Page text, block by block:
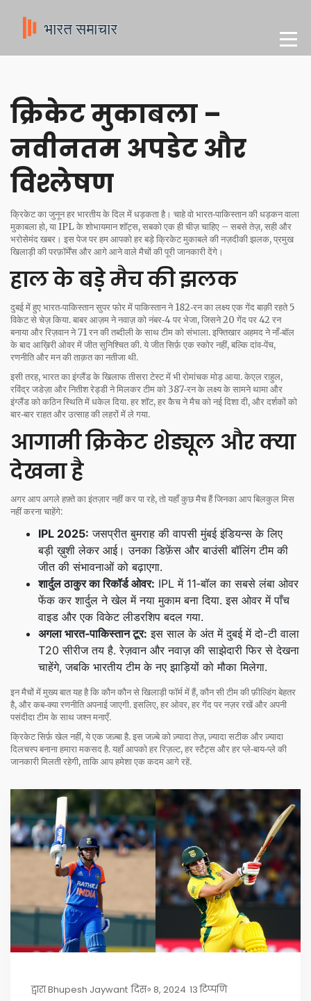
क्रिकेट मुकाबला –
नवीनतम अपडेट और
विश्लेषण
क्रिकेट का जुनून हर भारतीय के दिल में धड़कता है। चाहे वो भारत‑पाकिस्तान की धड़कन वाला
मुकाबला हो, या IPL के शोभायमान शॉट्स, सबको एक ही चीज़ चाहिए – सबसे तेज़, सही और
भरोसेमंद खबर। इस पेज पर हम आपको हर बड़े क्रिकेट मुकाबले की नज़दीकी झलक, प्रमुख
खिलाड़ी की परफ़ॉर्मेंस और आगे आने वाले मैचों की पूरी जानकारी देंगे।
हाल के बड़े मैच की झलक
दुबई में हुए भारत‑पाकिस्तान सुपर फोर में पाकिस्तान ने 182‑रन का लक्ष्य एक गेंद बाक़ी रहते 5
विकेट से चेज़ किया. बाबर आज़म ने नवाज़ को नंबर‑4 पर भेजा, जिसने 20 गेंद पर 42 रन
बनाया और रिज़वान ने 71 रन की तब्दीली के साथ टीम को संभाला. इफ्तिखार अहमद ने नॉं‑बॉल
के बाद आख़िरी ओवर में जीत सुनिश्चित की. ये जीत सिर्फ़ एक स्कोर नहीं, बल्कि दांव‑पेंच,
रणनीति और मन की ताक़त का नतीजा थी.
इसी तरह, भारत का इंग्लैंड के खिलाफ तीसरा टेस्ट में भी रोमांचक मोड़ आया. केएल राहुल,
रविंद्र जडेज़ा और नितीश रेड्डी ने मिलकर टीम को 387‑रन के लक्ष्य के सामने थामा और
इंग्लैंड को कठिन स्थिति में धकेल दिया. हर शॉट, हर कैच ने मैच को नई दिशा दी, और दर्शकों को
बार‑बार राहत और उत्साह की लहरों में ले गया.
आगामी क्रिकेट शेड्यूल और क्या
देखना है
अगर आप अगले हफ़्ते का इंतज़ार नहीं कर पा रहे, तो यहाँ कुछ मैच हैं जिनका आप बिलकुल मिस
नहीं करना चाहेंगे:
IPL 2025: जसप्रीत बुमराह की वापसी मुंबई इंडियन्स के लिए
बड़ी ख़ुशी लेकर आई। उनका डिफ़ेंस और बाउंसी बॉलिंग टीम की
जीत की संभावनाओं को बढ़ाएगा.
शार्दुल ठाकुर का रिकॉर्ड ओवर: IPL में 11‑बॉल का सबसे लंबा ओवर
फेंक कर शार्दुल ने खेल में नया मुकाम बना दिया. इस ओवर में पाँच
वाइड और एक विकेट लीडरशिप बदल गया.
अगला भारत‑पाकिस्तान टूर: इस साल के अंत में दुबई में दो-टी वाला
T20 सीरीज तय है. रेज़वान और नवाज़ की साझेदारी फिर से देखना
चाहेंगे, जबकि भारतीय टीम के नए झाड़ियों को मौका मिलेगा.
इन मैचों में मुख्य बात यह है कि कौन कौन से खिलाड़ी फॉर्म में हैं, कौन सी टीम की फ़ील्डिंग बेहतर
है, और कब‑क्या रणनीति अपनाई जाएगी. इसलिए, हर ओवर, हर गेंद पर नज़र रखें और अपनी
पसंदीदा टीम के साथ जश्न मनाएँ.
क्रिकेट सिर्फ़ खेल नहीं, ये एक जज़्बा है. इस जज़्बे को ज़्यादा तेज़, ज़्यादा सटीक और ज़्यादा
दिलचस्प बनाना हमारा मकसद है. यहाँ आपको हर रिज़ल्ट, हर स्टैट्स और हर प्ले‑बाय‑प्ले की
जानकारी मिलती रहेगी, ताकि आप हमेशा एक कदम आगे रहें.
द्वाराBhupesh Jaywant दिस॰ 8, 2024 13 टिप्पणि